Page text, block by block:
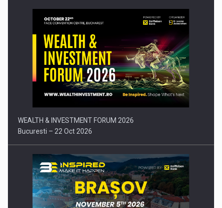
Comunicat de presa: Joburile part-time reincep sa intre pe…
WEALTH & INVESTMENT FORUM 2026
Bucuresti – 22 Oct 2026